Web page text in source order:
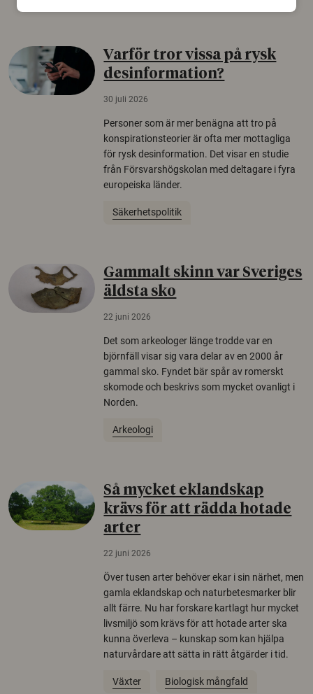
Varför tror vissa på rysk
desinformation?
30 juli 2026
Personer som är mer benägna att tro på
konspirationsteorier är ofta mer mottagliga
för rysk desinformation. Det visar en studie
från Försvarshögskolan med deltagare i fyra
europeiska länder.
Säkerhetspolitik
Gammalt skinn var Sveriges
äldsta sko
22 juni 2026
Det som arkeologer länge trodde var en
björnfäll visar sig vara delar av en 2000 år
gammal sko. Fyndet bär spår av romerskt
skomode och beskrivs som mycket ovanligt i
Norden.
Arkeologi
Så mycket eklandskap
krävs för att rädda hotade
arter
22 juni 2026
Över tusen arter behöver ekar i sin närhet, men
gamla eklandskap och naturbetesmarker blir
allt färre. Nu har forskare kartlagt hur mycket
livsmiljö som krävs för att hotade arter ska
kunna överleva – kunskap som kan hjälpa
naturvårdare att sätta in rätt åtgärder i tid.
Växter Biologisk mångfald